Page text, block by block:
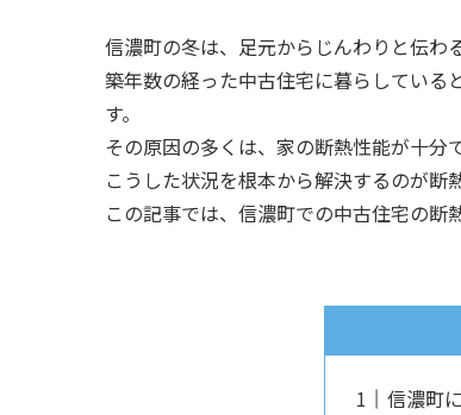
信濃町の冬は、足元からじんわりと伝わ
築年数の経った中古住宅に暮らしている
す。
その原因の多くは、家の断熱性能が十分
こうした状況を根本から解決するのが断
この記事では、信濃町での中古住宅の断
信濃町